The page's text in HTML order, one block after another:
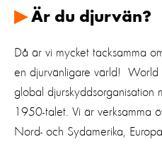
▶ Är du djurvän?
Då är vi mycket tacksamma
en djurvänligare värld! World
global djurskyddsorganisation
1950-talet. Vi är verksamma
Nord- och Sydamerika,